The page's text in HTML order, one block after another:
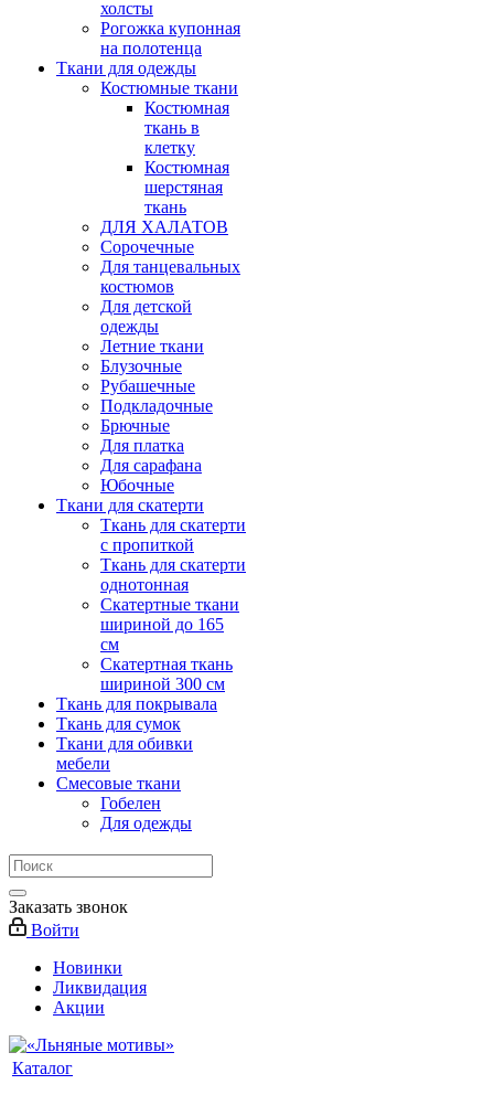
холсты
Рогожка купонная
на полотенца
Ткани для одежды
Костюмные ткани
Костюмная
ткань в
клетку
Костюмная
шерстяная
ткань
ДЛЯ ХАЛАТОВ
Сорочечные
Для танцевальных
костюмов
Для детской
одежды
Летние ткани
Блузочные
Рубашечные
Подкладочные
Брючные
Для платка
Для сарафана
Юбочные
Ткани для скатерти
Ткань для скатерти
с пропиткой
Ткань для скатерти
однотонная
Скатертные ткани
шириной до 165
см
Скатертная ткань
шириной 300 см
Ткань для покрывала
Ткань для сумок
Ткани для обивки
мебели
Смесовые ткани
Гобелен
Для одежды
Заказать звонок
Войти
Новинки
Ликвидация
Акции
Каталог